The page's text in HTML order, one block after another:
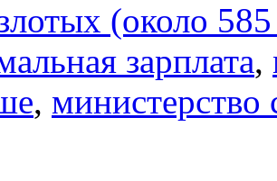
(около
зарплата,
, министерство